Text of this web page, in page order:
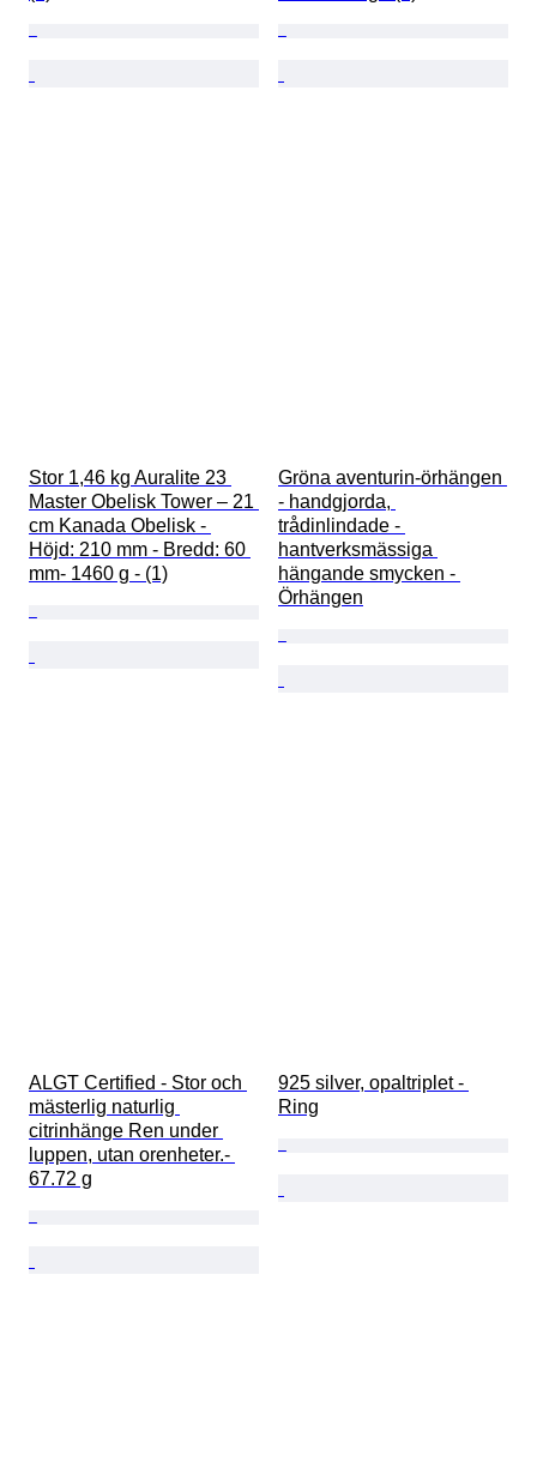
Stor 1,46 kg Auralite 23
Master Obelisk Tower – 21
cm Kanada Obelisk -
Höjd: 210 mm - Bredd: 60
mm- 1460 g - (1)
Gröna aventurin-örhängen
- handgjorda,
trådinlindade -
hantverksmässiga
hängande smycken -
Örhängen
ALGT Certified - Stor och
mästerlig naturlig
citrinhänge Ren under
luppen, utan orenheter.-
67.72 g
925 silver, opaltriplet -
Ring